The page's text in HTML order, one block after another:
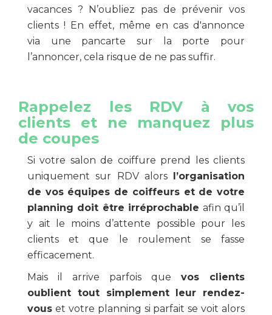
vacances ? N’oubliez pas de prévenir vos
clients ! En effet, même en cas d'annonce
via une pancarte sur la porte pour
l’annoncer, cela risque de ne pas suffir.
Rappelez les RDV à vos
clients et ne manquez plus
de coupes
Si votre salon de coiffure prend les clients
uniquement sur RDV alors l’organisation
de vos équipes de coiffeurs et de votre
planning doit être irréprochable afin qu’il
y ait le moins d’attente possible pour les
clients et que le roulement se fasse
efficacement.
Mais il arrive parfois que vos clients
oublient tout simplement leur rendez-
vous et votre planning si parfait se voit alors